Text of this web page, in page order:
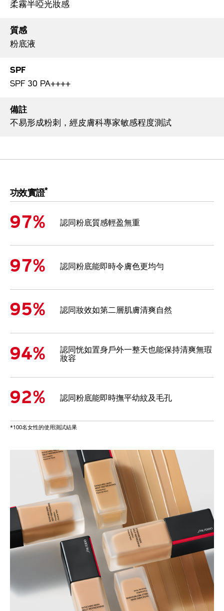
柔霧半啞光妝感
質感
粉底液
SPF
SPF 30 PA++++
備註
不易形成粉刺，經皮膚科專家敏感程度測試
功效實證*
97% 認同粉底質感輕盈無重
97% 認同粉底能即時令膚色更均勻
95% 認同妝效如第二層肌膚清爽自然
94%
認同恍如置身戶外一整天也能保持清爽無瑕
妝容
92% 認同粉底能即時撫平幼紋及毛孔
*100名女性的使用測試結果